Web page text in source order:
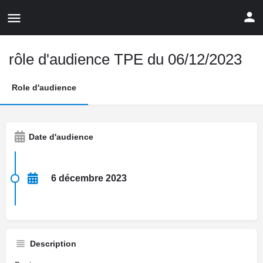
rôle d'audience TPE du 06/12/2023
Role d'audience
Date d'audience
6 décembre 2023
Description